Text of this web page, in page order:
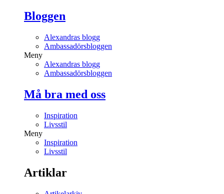
Bloggen
Alexandras blogg
Ambassadörsbloggen
Meny
Alexandras blogg
Ambassadörsbloggen
Må bra med oss
Inspiration
Livsstil
Meny
Inspiration
Livsstil
Artiklar